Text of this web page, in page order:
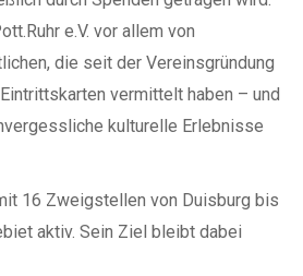
e.V. vor allem von
die seit der Vereinsgründung
vermittelt haben – und
kulturelle Erlebnisse
16 Zweigstellen von Duisburg bis
aktiv. Sein Ziel bleibt dabei